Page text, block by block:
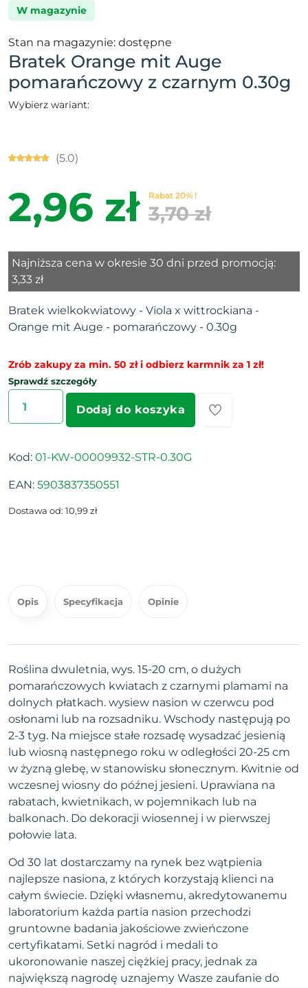
W magazynie
Stan na magazynie: dostępne
Bratek Orange mit Auge
pomarańczowy z czarnym 0.30g
Wybierz wariant:
(5.0)
2,96 zł Rabat 20% !
3,70 zł
Najniższa cena w okresie 30 dni przed promocją:
3,33 zł
Bratek wielkokwiatowy - Viola x wittrockiana -
Orange mit Auge - pomarańczowy - 0.30g
Zrób zakupy za min. 50 zł i odbierz karmnik za 1 zł!
Sprawdź szczegóły
Dodaj do koszyka
Kod: 01-KW-00009932-STR-0.30G
EAN: 5903837350551
Dostawa od: 10,99 zł
Opis Specyfikacja Opinie
Roślina dwuletnia, wys. 15-20 cm, o dużych
pomarańczowych kwiatach z czarnymi plamami na
dolnych płatkach. wysiew nasion w czerwcu pod
osłonami lub na rozsadniku. Wschody następują po
2-3 tyg. Na miejsce stałe rozsadę wysadzać jesienią
lub wiosną następnego roku w odległości 20-25 cm
w żyzną glebę, w stanowisku słonecznym. Kwitnie od
wczesnej wiosny do późnej jesieni. Uprawiana na
rabatach, kwietnikach, w pojemnikach lub na
balkonach. Do dekoracji wiosennej i w pierwszej
połowie lata.
Od 30 lat dostarczamy na rynek bez wątpienia
najlepsze nasiona, z których korzystają klienci na
całym świecie. Dzięki własnemu, akredytowanemu
laboratorium każda partia nasion przechodzi
gruntowne badania jakościowe zwieńczone
certyfikatami. Setki nagród i medali to
ukoronowanie naszej ciężkiej pracy, jednak za
największą nagrodę uznajemy Wasze zaufanie do